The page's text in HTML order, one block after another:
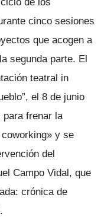
cinco sesiones
que acogen a
segunda parte. El
teatral in
el 8 de junio
para frenar la
y se
del
Campo Vidal, que
crónica de